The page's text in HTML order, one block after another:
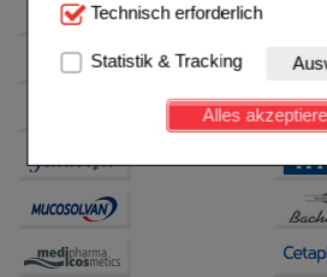
Technisch Notwendig:Hierbei
Website notwendig sind (z.B.
Kundenkonto), weshalb auf diese
werden kann.
Einkaufserlebnis noch
Besuchers oder unsere Seite an
Verhaltensweisen (z.B.
anzupassen. Komfort-Cookies
auch auf Ihre Bedürfnisse
Technisch erforderlich
Statistik & Tracking
Alles